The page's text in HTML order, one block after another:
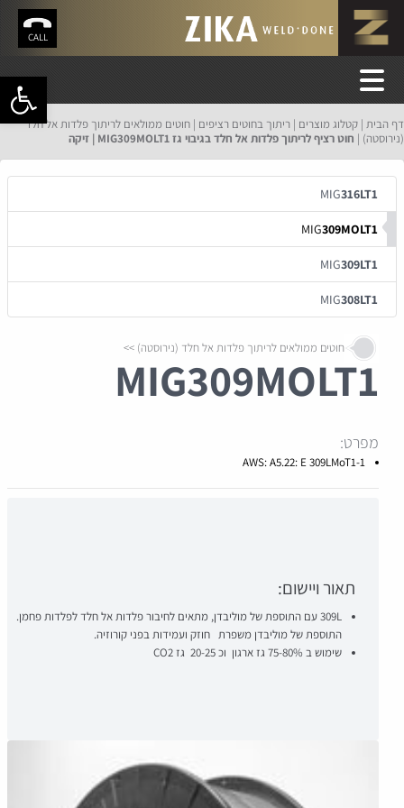
פתח
CALL
דף הבית קטלוג מוצרים ריתוך בחוטים רציפים חוטים ממולאים לריתוך פלדות אל חלד
(נירוסטה)
חוט רציף לריתוך פלדות אל חלד בגיבוי גז MIG309MOLT1 | זיקה
MIG316LT1
MIG309MOLT1
MIG309LT1
MIG308LT1
חוטים ממולאים לריתוך פלדות אל חלד (נירוסטה)
MIG309MOLT1
מפרט:
AWS: A5.22: E 309LMoT1-1
תאור ויישום:
309L עם התוספת של מוליבדן, מתאים לחיבור פלדות אל חלד לפלדות פחמן.
התוספת של מוליבדן משפרת חוזק ועמידות בפני קורוזיה.
שימוש ב 75-80% גז ארגון וכ 20-25 גז CO2